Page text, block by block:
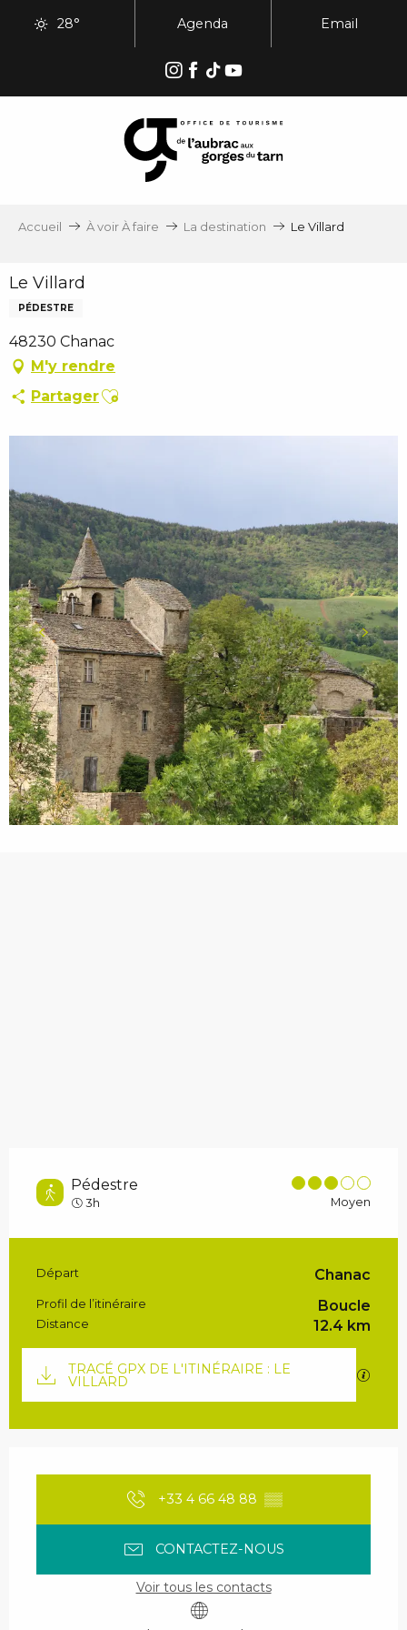
28° Agenda Email
Accueil À voir À faire La destination Le Villard
Le Villard
PÉDESTRE
48230 Chanac
M'y rendre
PartagerAjouter aux favoris
Pédestre
3h Moyen
Informations pratiques
Départ Chanac
Profil de l’itinéraire Boucle
Distance 12.4 km
Documentation
TRACÉ GPX DE L'ITINÉRAIRE : LE
VILLARD
+33 4 66 48 88 ▒▒
CONTACTEZ-NOUS
Voir tous les contacts